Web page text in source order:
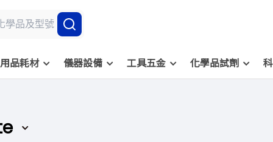
用品耗材 儀器設備 工具五金 化學品試劑